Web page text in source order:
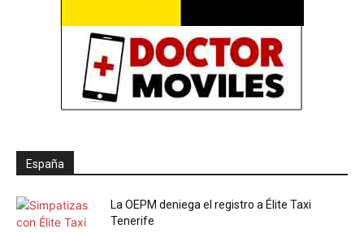
España
La OEPM deniega el registro a Élite Taxi
Tenerife